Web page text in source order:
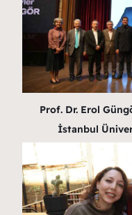
Prof. Dr. Erol
İstanbul